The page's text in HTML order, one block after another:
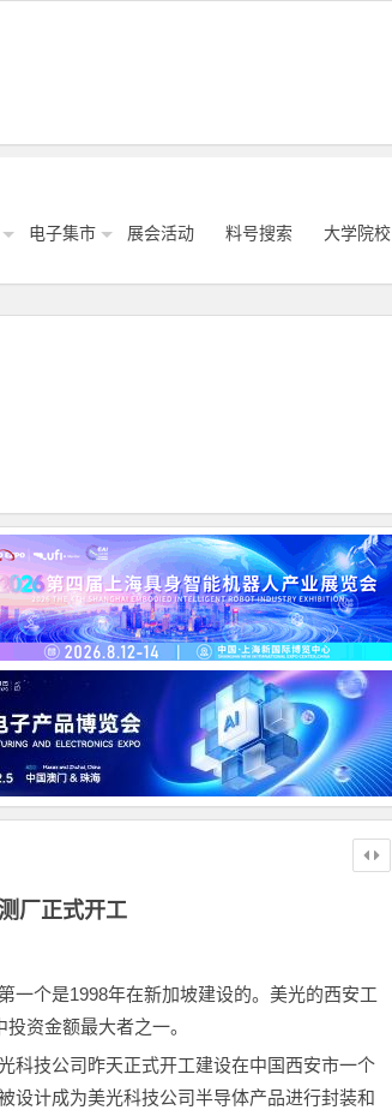
电子集市 展会活动 料号搜索 大学院校
厂正式开工
一个是1998年在新加坡建设的。美光的西安工
资金额最大者之一。
技公司昨天正式开工建设在中国西安市一个
设计成为美光科技公司半导体产品进行封装和